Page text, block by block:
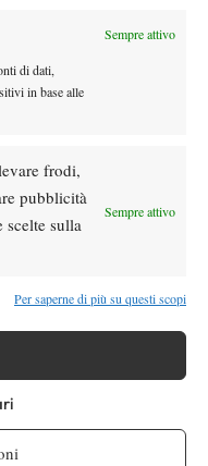
Sempre attivo
di dati,
in base alle
frodi,
pubblicità
scelte sulla
Sempre attivo
Per saperne di più su questi scopi
Matte Donati